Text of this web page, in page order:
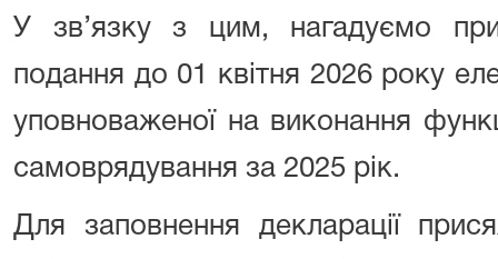
У зв’язку з цим, нагадуємо
подання до 01 квітня 2026 року
уповноваженої на виконання
самоврядування за 2025 рік.
Для заповнення декларації